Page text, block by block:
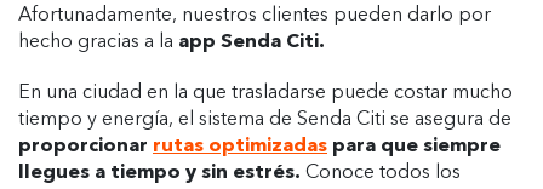
Afortunadamente, nuestros clientes pueden darlo por
hecho gracias a la app Senda Citi.
En una ciudad en la que trasladarse puede costar mucho
tiempo y energía, el sistema de Senda Citi se asegura de
proporcionar rutas optimizadas para que siempre
llegues a tiempo y sin estrés. Conoce todos los